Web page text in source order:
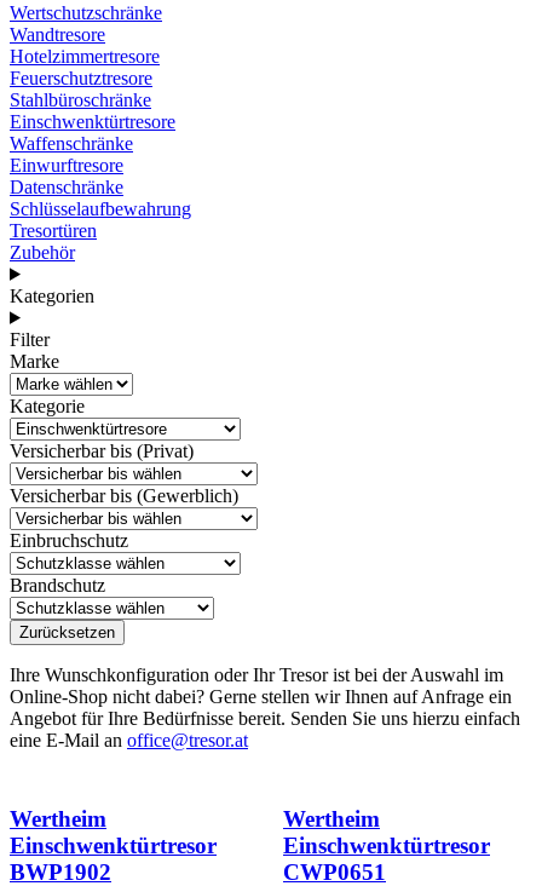
Wertschutzschränke
Wandtresore
Hotelzimmertresore
Feuerschutztresore
Stahlbüroschränke
Einschwenktürtresore
Waffenschränke
Einwurftresore
Datenschränke
Schlüsselaufbewahrung
Tresortüren
Zubehör
Kategorien
Filter
Marke
Kategorie
Versicherbar bis (Privat)
Versicherbar bis (Gewerblich)
Einbruchschutz
Brandschutz
Zurücksetzen
Ihre Wunschkonfiguration oder Ihr Tresor ist bei der Auswahl im
Online-Shop nicht dabei? Gerne stellen wir Ihnen auf Anfrage ein
Angebot für Ihre Bedürfnisse bereit. Senden Sie uns hierzu einfach
eine E-Mail an office@tresor.at
Wertheim
Einschwenktürtresor
BWP1902
Wertheim
Einschwenktürtresor
CWP0651